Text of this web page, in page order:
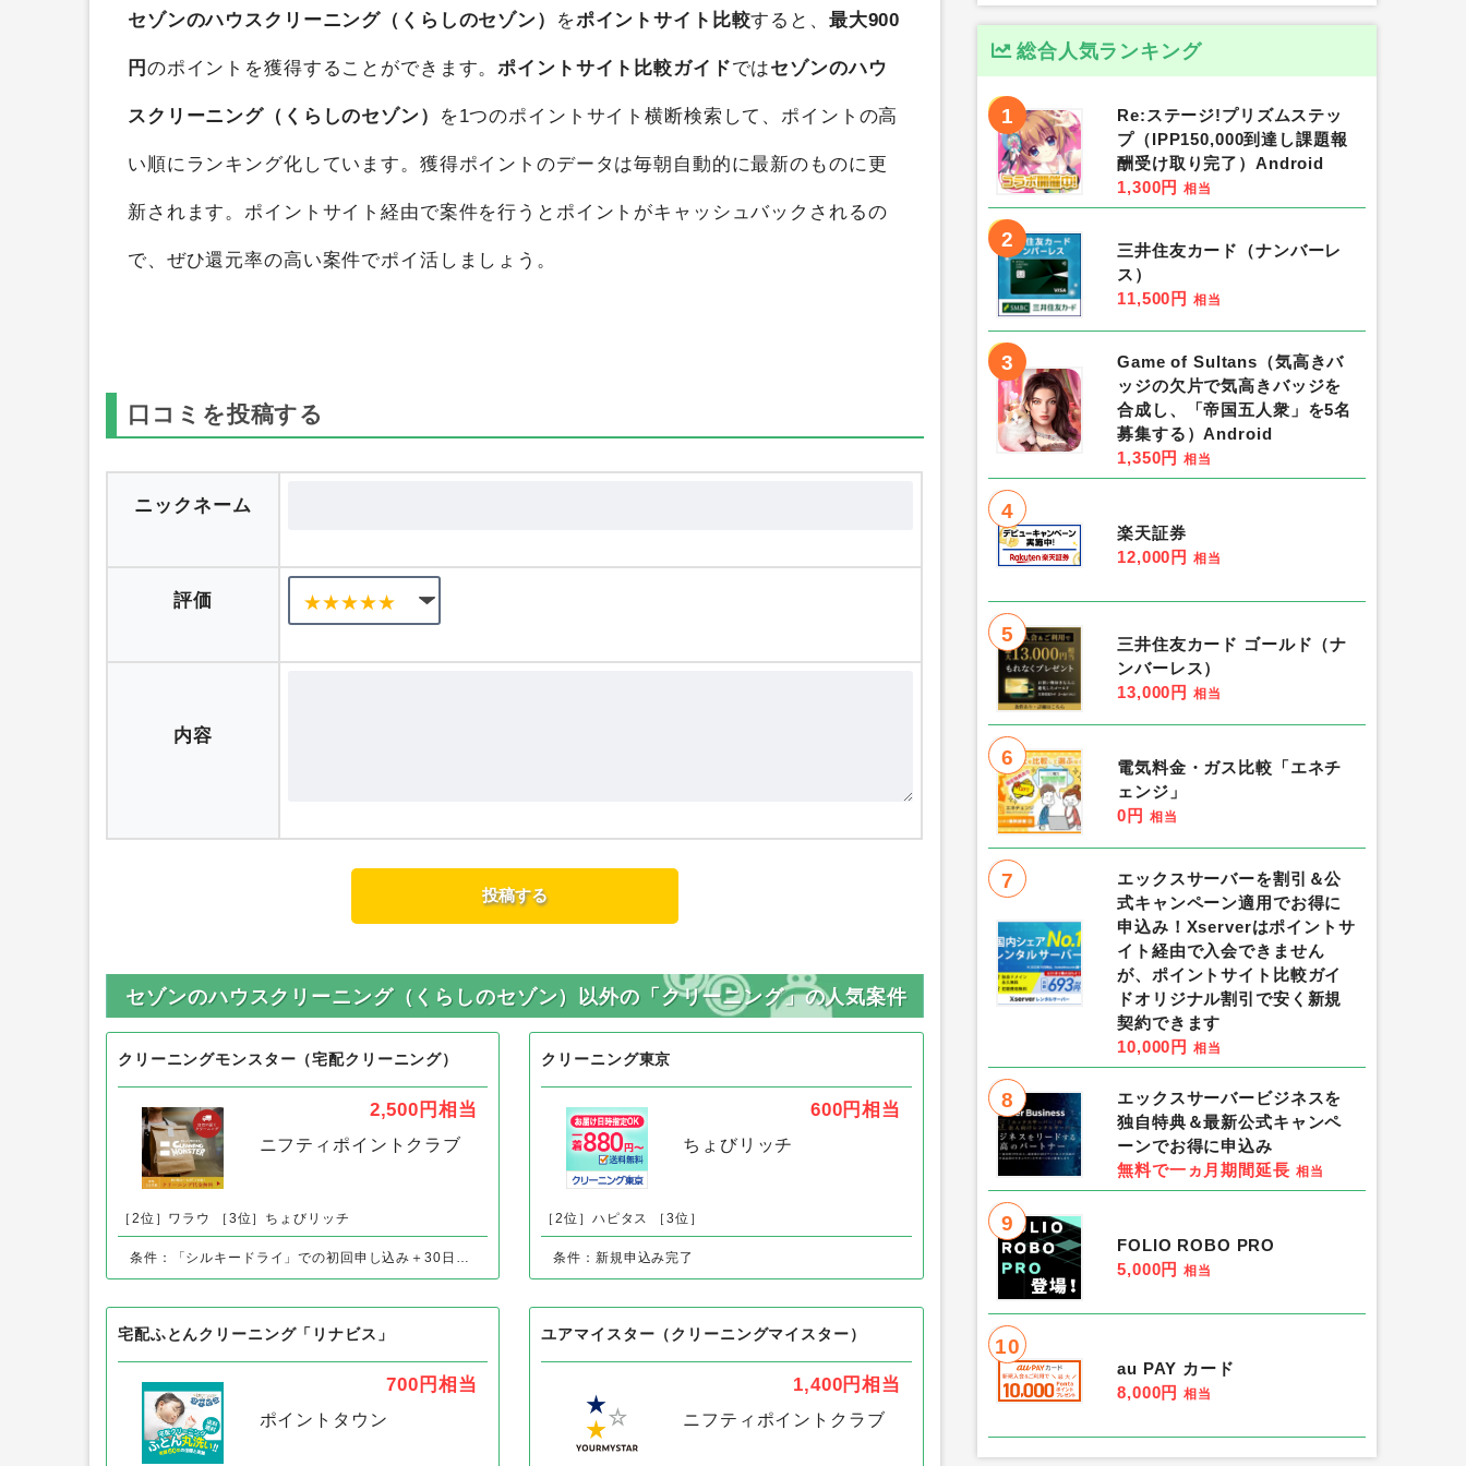
セゾンのハウスクリーニング（くらしのセゾン） をポイントサイト比較すると、 最大900
円 のポイントを獲得することができます。 ポイントサイト比較ガイド ではセゾンのハウ
スクリーニング（くらしのセゾン） を1つのポイントサイト横断検索して、ポイントの高
い順にランキング化しています。獲得ポイントのデータは毎朝自動的に最新のものに更
口コミを投稿する
ニックネーム
内容
セゾンのハウスクリーニング（くらしのセゾン）以外の「クリーニング」の人気案件
クリーニングモンスター（宅配クリーニング）
ニフティポイントクラブ
［2位］ワラウ ［3位］ちょびリッチ
条件：「シルキードライ」での初回申し込み＋30日以内の衣類到着
クリーニング東京
ちょびリッチ
［2位］ハピタス ［3位］
条件：新規申込み完了
宅配ふとんクリーニング「リナビス」 ユアマイスター（クリーニングマイスター）
総合人気ランキング
1
Re:ステージ!プリズムステッ
プ（IPP150,000到達し課題報
酬受け取り完了）Android
1,300円 相当
2
三井住友カード（ナンバーレ
ス）
11,500円 相当
3
Game of Sultans（気高きバ
ッジの欠片で気高きバッジを
合成し、「帝国五人衆」を5名
募集する）Android
1,350円 相当
4
楽天証券
12,000円 相当
5
三井住友カード ゴールド（ナ
ンバーレス）
13,000円 相当
6
電気料金・ガス比較「エネチ
ェンジ」
0円 相当
7
エックスサーバーを割引＆公
式キャンペーン適用でお得に
申込み！Xserverはポイントサ
イト経由で入会できません
が、ポイントサイト比較ガイ
ドオリジナル割引で安く新規
契約できます
10,000円 相当
8
エックスサーバービジネスを
独自特典＆最新公式キャンペ
ーンでお得に申込み
無料で一ヵ月期間延長 相当
9
FOLIO ROBO PRO
5,000円 相当
10
au PAY カード
8,000円 相当